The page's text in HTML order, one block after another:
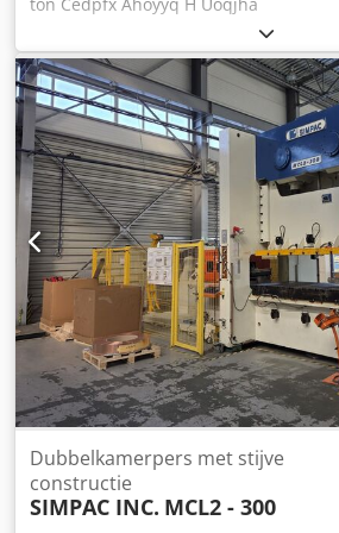
ton Cedpfx Ahoyyq H Uoqjha
Dubbelkamerpers met stijve
constructie
SIMPAC INC. MCL2 - 300